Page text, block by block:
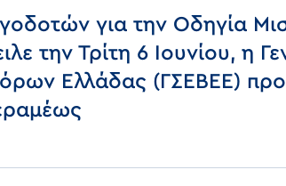
για την Οδηγία
την Τρίτη 6 Ιουνίου, η
Ελλάδας (ΓΣΕΒΕΕ)